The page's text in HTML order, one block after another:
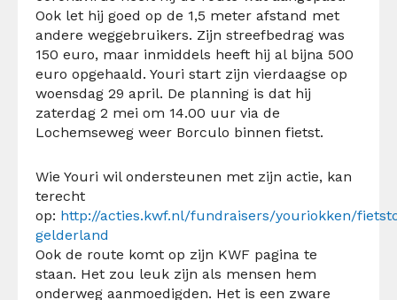
Ook let hij goed op de 1,5 meter afstand met
andere weggebruikers. Zijn streefbedrag was
150 euro, maar inmiddels heeft hij al bijna 500
euro opgehaald. Youri start zijn vierdaagse op
woensdag 29 april. De planning is dat hij
zaterdag 2 mei om 14.00 uur via de
Lochemseweg weer Borculo binnen fietst.
Wie Youri wil ondersteunen met zijn actie, kan
terecht
op: http://acties.kwf.nl/fundraisers/youriokken/
gelderland
Ook de route komt op zijn KWF pagina te
staan. Het zou leuk zijn als mensen hem
onderweg aanmoedigden. Het is een zware